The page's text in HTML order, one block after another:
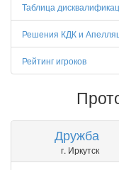
Таблица
Решения КДК и
Рейтинг игроков
Дружба
г. Иркутск